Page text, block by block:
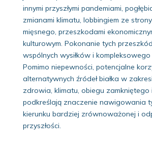
innymi przyszłymi pandemiami,
zmianami klimatu, lobbingiem ze strony
mięsnego, przeszkodami
kulturowym. Pokonanie tych
wspólnych wysiłków i
Pomimo niepewności, potencjalne
alternatywnych źródeł białka w
zdrowia, klimatu, obiegu zamkniętego
podkreślają znaczenie nawigowania
kierunku bardziej zrównoważonej i
przyszłości.